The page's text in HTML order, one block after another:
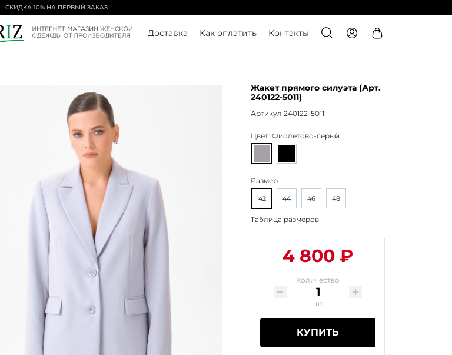
БЕСПЛАТНАЯ ДОСТАВКА ОТ 5000₽
Доставка Как оплатить Контакты
Жакет прямого силуэта (Арт.
240122-5011)
Артикул 240122-5011
Цвет:Фиолетово-серый
Размер
42 44 46 48
Таблица размеров
4 800 ₽
Количество
шт
КУПИТЬ